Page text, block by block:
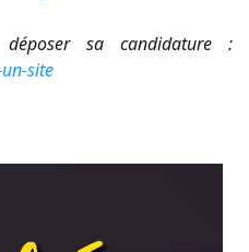
déposer sa candidature :
site